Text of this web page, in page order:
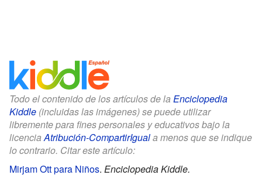
Todo el contenido de los artículos de la Enciclopedia
Kiddle (incluidas las imágenes) se puede utilizar
libremente para fines personales y educativos bajo la
licenciaAtribución-CompartirIguala menos que se indique
lo contrario. Citar este artículo:
Mirjam Ott para Niños. Enciclopedia Kiddle.